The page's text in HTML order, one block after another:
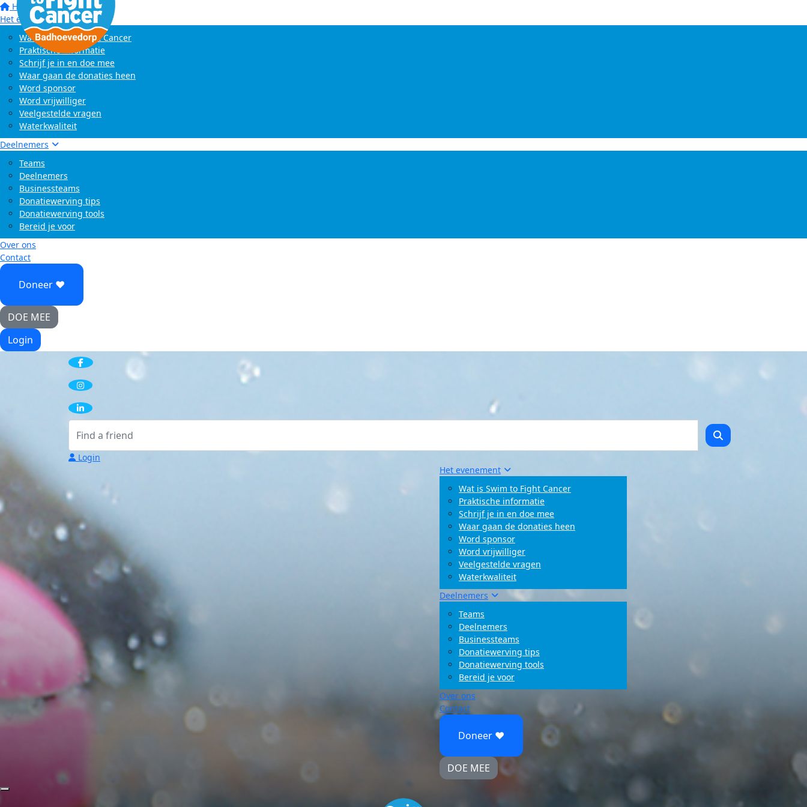
Home
Het evenement
Wat is Swim to Fight Cancer
Praktische informatie
Schrijf je in en doe mee
Waar gaan de donaties heen
Word sponsor
Word vrijwilliger
Veelgestelde vragen
Waterkwaliteit
Deelnemers
Teams
Deelnemers
Businessteams
Donatiewerving tips
Donatiewerving tools
Bereid je voor
Over ons
Contact
Doneer ♥
DOE MEE
Login
Login
Het evenement
Wat is Swim to Fight Cancer
Praktische informatie
Schrijf je in en doe mee
Waar gaan de donaties heen
Word sponsor
Word vrijwilliger
Veelgestelde vragen
Waterkwaliteit
Deelnemers
Teams
Deelnemers
Businessteams
Donatiewerving tips
Donatiewerving tools
Bereid je voor
Over ons
Contact
Doneer ♥
DOE MEE